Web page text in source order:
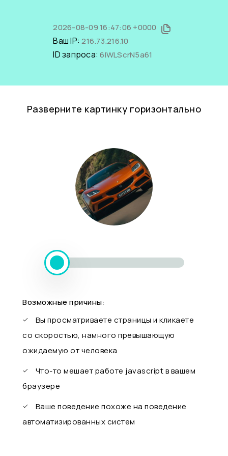
2026-08-09 16:47:06 +0000
Ваш IP:216.73.216.10
ID запроса:6lWLScrN5a61
Разверните картинку горизонтально
Возможные причины:
Вы просматриваете страницы и кликаете
со скоростью, намного превышающую
ожидаемую от человека
Что-то мешает работе javascript в вашем
браузере
Ваше поведение похоже на поведение
автоматизированных систем